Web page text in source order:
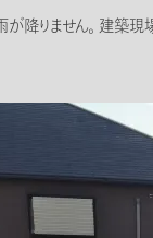
が降りません。 建築